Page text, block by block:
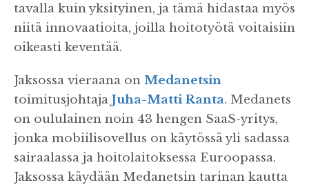
tavalla kuin yksityinen, ja tämä hidastaa myös
niitä innovaatioita, joilla hoitotyötä voitaisiin
oikeasti keventää.
Jaksossa vieraana on Medanetsin
toimitusjohtaja Juha-Matti Ranta. Medanets
on oululainen noin 43 hengen SaaS-yritys,
jonka mobiilisovellus on käytössä yli sadassa
sairaalassa ja hoitolaitoksessa Euroopassa.
Jaksossa käydään Medanetsin tarinan kautta